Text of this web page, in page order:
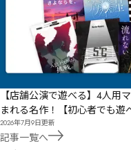
【店舗公演で遊べる】4人用
まれる名作！【初心者でも遊
2026年7月9日更新
記事一覧へ